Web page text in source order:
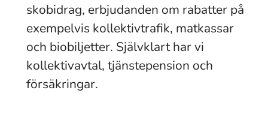
skobidrag, erbjudanden om rabatter på
exempelvis kollektivtrafik, matkassar
och biobiljetter. Självklart har vi
kollektivavtal, tjänstepension och
försäkringar.